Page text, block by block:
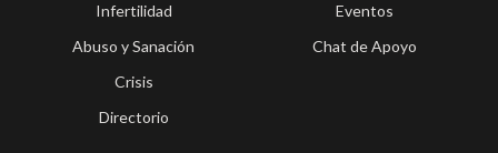
Infertilidad
Abuso y Sanación
Crisis
Directorio
Eventos
Chat de Apoyo